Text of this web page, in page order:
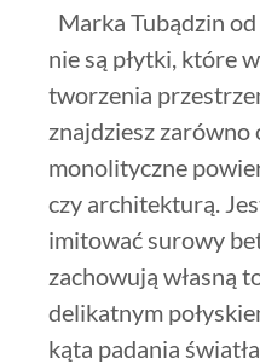
Marka Tubądzin od
nie są płytki, które
tworzenia
znajdziesz
monolityczne
czy architekturą.
imitować surowy
zachowują własną
delikatnym
kąta padania